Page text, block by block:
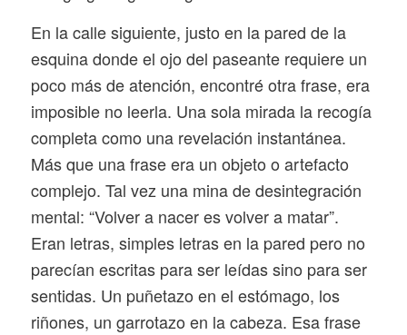
En la calle siguiente, justo en la pared de la
esquina donde el ojo del paseante requiere un
poco más de atención, encontré otra frase, era
imposible no leerla. Una sola mirada la recogía
completa como una revelación instantánea.
Más que una frase era un objeto o artefacto
complejo. Tal vez una mina de desintegración
mental: “Volver a nacer es volver a matar”.
Eran letras, simples letras en la pared pero no
parecían escritas para ser leídas sino para ser
sentidas. Un puñetazo en el estómago, los
riñones, un garrotazo en la cabeza. Esa frase